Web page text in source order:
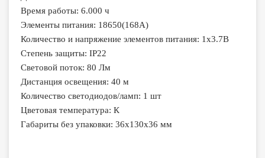
Время работы: 6.000 ч
Элементы питания: 18650(168A)
Количество и напряжение элементов питания: 1х3.7В
Степень защиты: IP22
Световой поток: 80 Лм
Дистанция освещения: 40 м
Количество светодиодов/ламп: 1 шт
Цветовая температура: К
Габариты без упаковки: 36х130х36 мм